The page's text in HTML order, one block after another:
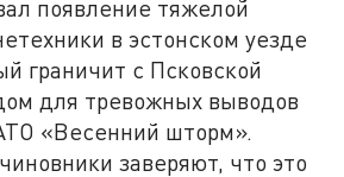
появление тяжелой
в эстонском уезде
граничит с Псковской
для тревожных выводов
«Весенний шторм».
заверяют, что это